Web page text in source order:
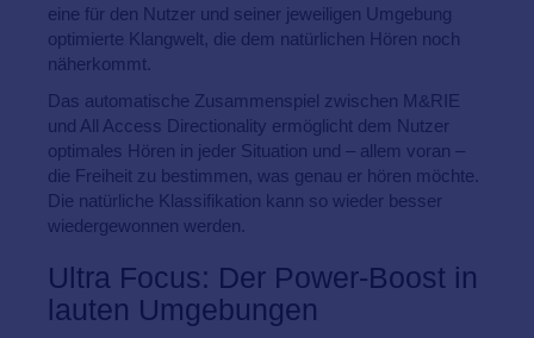
eine für den Nutzer und seiner jeweiligen Umgebung
optimierte Klangwelt, die dem natürlichen Hören noch
näherkommt.
Das automatische Zusammenspiel zwischen M&RIE
und All Access Directionality ermöglicht dem Nutzer
optimales Hören in jeder Situation und – allem voran –
die Freiheit zu bestimmen, was genau er hören möchte.
Die natürliche Klassifikation kann so wieder besser
wiedergewonnen werden.
Ultra Focus: Der Power-Boost in
lauten Umgebungen